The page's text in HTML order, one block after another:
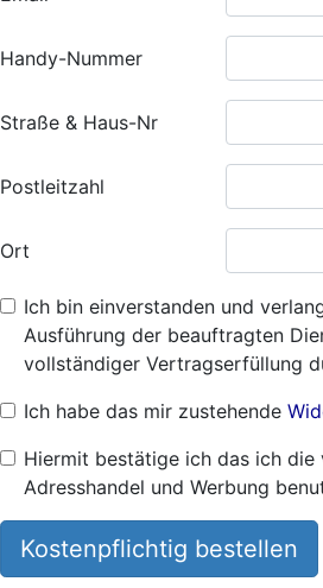
Handy-Nummer
Straße & Haus-Nr
Postleitzahl
Ort
Ich bin einverstanden und
Ausführung der beauftragten
vollständiger Vertragserfüllung
Ich habe das mir zustehende
Hiermit bestätige ich das ich die
Adresshandel und Werbung
Kostenpflichtig bestellen